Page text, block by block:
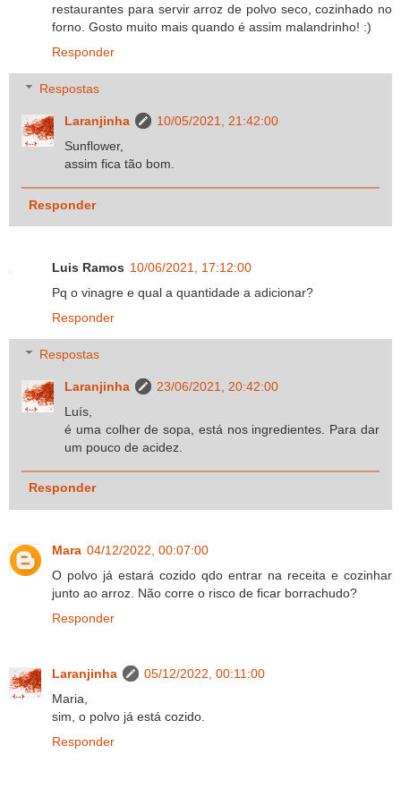
restaurantes para servir arroz de polvo seco, cozinhado no
forno. Gosto muito mais quando é assim malandrinho! :)
Responder
Respostas
Laranjinha
10/05/2021, 21:42:00
Sunflower,
assim fica tão bom.
Responder
Luis Ramos 10/06/2021, 17:12:00
Pq o vinagre e qual a quantidade a adicionar?
Responder
Respostas
Laranjinha
23/06/2021, 20:42:00
Luís,
é uma colher de sopa, está nos ingredientes. Para dar
um pouco de acidez.
Responder
Mara 04/12/2022, 00:07:00
O polvo já estará cozido qdo entrar na receita e cozinhar
junto ao arroz. Não corre o risco de ficar borrachudo?
Responder
Laranjinha
05/12/2022, 00:11:00
Maria,
sim, o polvo já está cozido.
Responder